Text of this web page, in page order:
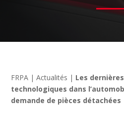
FRPA |Actualités | Les
technologiques dans
demande de pièces détachées